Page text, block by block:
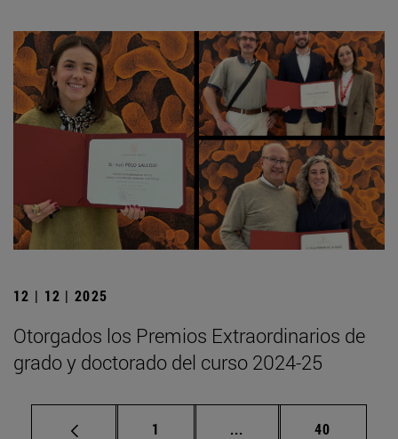
12 | 12 | 2025
Otorgados los Premios Extraordinarios de
grado y doctorado del curso 2024-25
Página
1 ... Páginas intermedias
Página
40